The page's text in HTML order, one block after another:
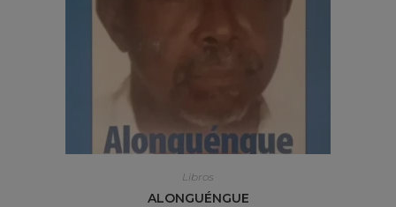
Libros
ALONGUÉNGUE